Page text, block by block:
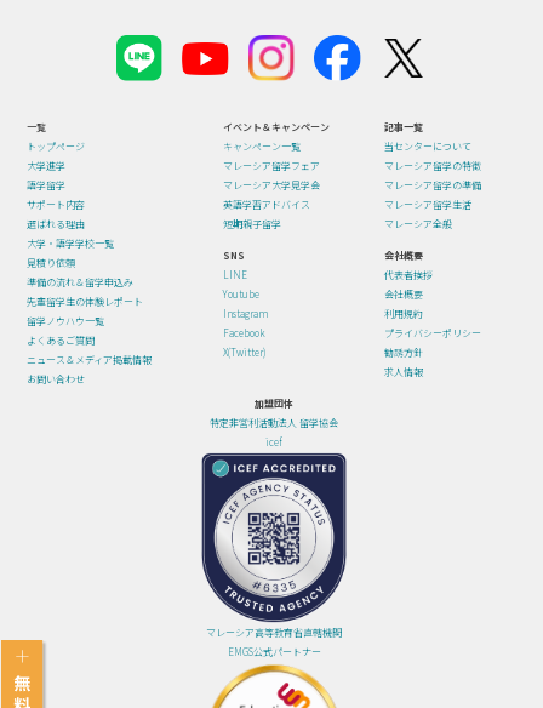
一覧
トップページ
大学進学
語学留学
サポート内容
選ばれる理由
大学・語学学校一覧
見積り依頼
準備の流れ＆留学申込み
先輩留学生の体験レポート
留学ノウハウ一覧
よくあるご質問
ニュース＆メディア掲載情報
お問い合わせ
イベント＆キャンペーン
キャンペーン一覧
マレーシア留学フェア
マレーシア大学見学会
英語学習アドバイス
短期親子留学
記事一覧
当センターについて
マレーシア留学の特徴
マレーシア留学の準備
マレーシア留学生活
マレーシア全般
SNS
LINE
Youtube
Instagram
Facebook
X(Twitter)
会社概要
代表者挨拶
会社概要
利用規約
プライバシーポリシー
勧誘方針
求人情報
加盟団体
特定非営利活動法人 留学協会
icef
マレーシア高等教育省直轄機関
EMGS公式パートナー